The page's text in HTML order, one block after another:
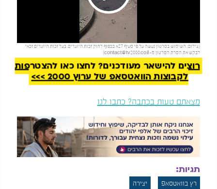
Play
Video
(צילום: השימוש בסרטון נעשה על פי סעיף 27א בכפוף לחוק זכות היוצרים. בעל זכות היוצרים זכאי
לבקש את הסרת הסרטון מ- contact@tv2000.co.il
)
להמשך קריאה
רוצים להישאר מעודכנים? לחצו כאן להצטרפות
לקבוצות הוואטסאפ של ערוץ 2000 >>>
מצאתם טעות בכתבה? כתבו לנו
תגיות:
רץ בוואטסאפ יצירה